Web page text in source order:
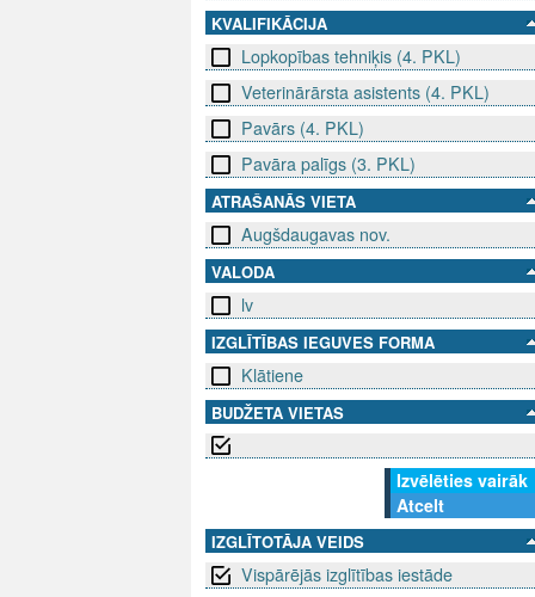
KVALIFIKĀCIJA
Lopkopības tehniķis (4. PKL)
Veterinārārsta asistents (4. PKL)
Pavārs (4. PKL)
Pavāra palīgs (3. PKL)
ATRAŠANĀS VIETA
Augšdaugavas nov.
VALODA
lv
IZGLĪTĪBAS IEGUVES FORMA
Klātiene
BUDŽETA VIETAS
Izvēlēties vairāk
Atcelt
IZGLĪTOTĀJA VEIDS
Vispārējās izglītības iestāde